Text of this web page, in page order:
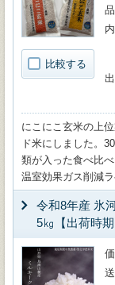
比較する
にこにこ玄米の上
ド米にしました。
類が入った食べ比
温室効果ガス削減
令和8年産 氷
5㎏【出荷時